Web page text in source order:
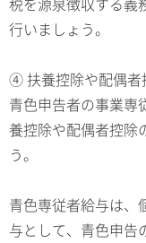
行いましょう。
④ 扶養控除や配偶者
青色申告者の事業専
養控除や配偶者控除
う。
青色専従者給与は、
与として、青色申告